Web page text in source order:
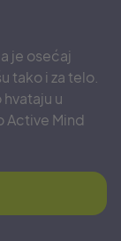
je osećaj
tako i za telo.
u
Active Mind